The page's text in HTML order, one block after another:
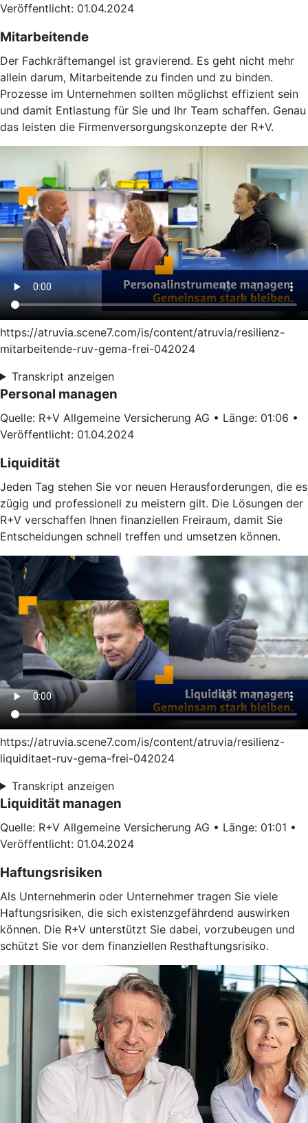
Veröffentlicht: 01.04.2024
Mitarbeitende
Der Fachkräftemangel ist gravierend. Es geht nicht mehr
allein darum, Mitarbeitende zu finden und zu binden.
Prozesse im Unternehmen sollten möglichst effizient sein
und damit Entlastung für Sie und Ihr Team schaffen. Genau
das leisten die Firmenversorgungskonzepte der R+V.
https://atruvia.scene7.com/is/content/atruvia/resilienz-
mitarbeitende-ruv-gema-frei-042024
Transkript anzeigen
Personal managen
Quelle: R+V Allgemeine Versicherung AG • Länge: 01:06 •
Veröffentlicht: 01.04.2024
Liquidität
Jeden Tag stehen Sie vor neuen Herausforderungen, die es
zügig und professionell zu meistern gilt. Die Lösungen der
R+V verschaffen Ihnen finanziellen Freiraum, damit Sie
Entscheidungen schnell treffen und umsetzen können.
https://atruvia.scene7.com/is/content/atruvia/resilienz-
liquiditaet-ruv-gema-frei-042024
Transkript anzeigen
Liquidität managen
Quelle: R+V Allgemeine Versicherung AG • Länge: 01:01 •
Veröffentlicht: 01.04.2024
Haftungsrisiken
Als Unternehmerin oder Unternehmer tragen Sie viele
Haftungsrisiken, die sich existenzgefährdend auswirken
können. Die R+V unterstützt Sie dabei, vorzubeugen und
schützt Sie vor dem finanziellen Resthaftungsrisiko.